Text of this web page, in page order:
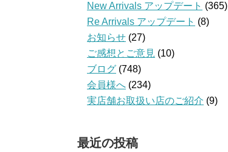
New Arrivals アップデート (365)
Re Arrivals アップデート (8)
お知らせ (27)
ご感想とご意見 (10)
ブログ (748)
会員様へ (234)
実店舗お取扱い店のご紹介 (9)
最近の投稿